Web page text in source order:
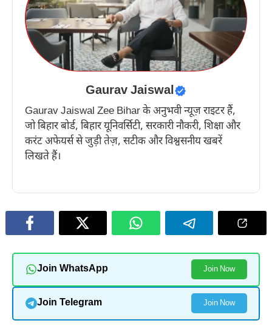
Gaurav Jaiswal
Gaurav Jaiswal Zee Bihar के अनुभवी न्यूज़ राइटर हैं,
जो बिहार बोर्ड, बिहार यूनिवर्सिटी, सरकारी नौकरी, शिक्षा और
करंट अफेयर्स से जुड़ी तेज़, सटीक और विश्वसनीय खबरें
लिखते हैं।
Join WhatsApp Join Now
Join Telegram Join Now